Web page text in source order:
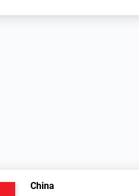
China